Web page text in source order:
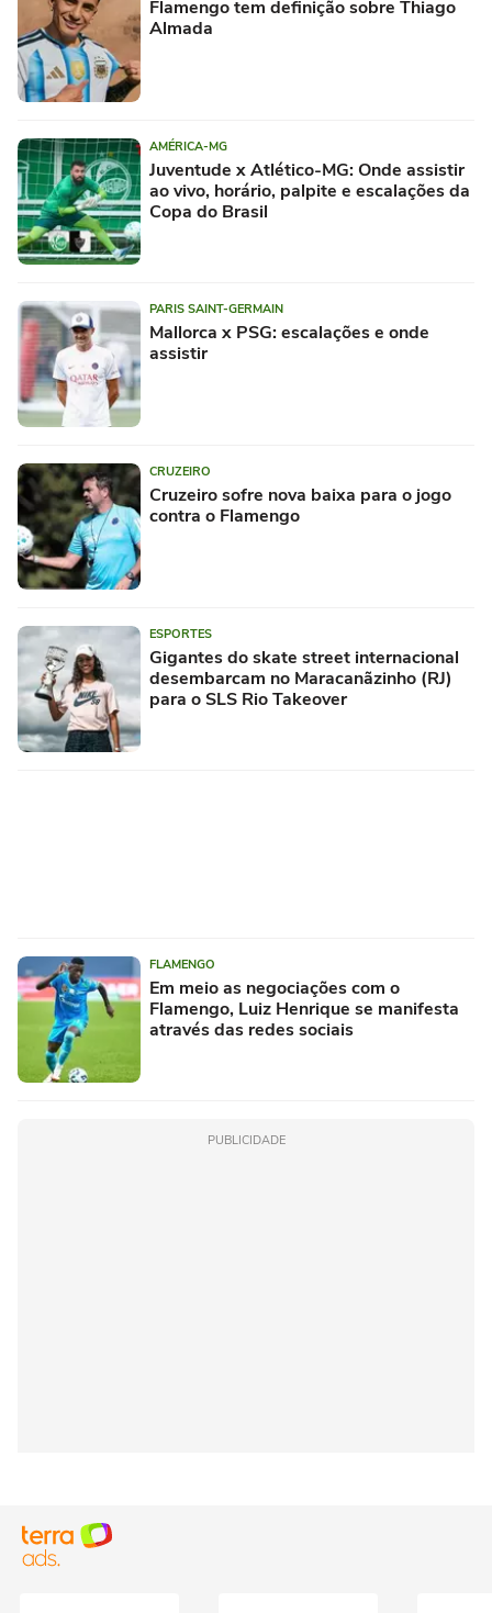
Flamengo tem definição sobre Thiago
Almada
AMÉRICA-MG
Juventude x Atlético-MG: Onde assistir
ao vivo, horário, palpite e escalações da
Copa do Brasil
PARIS SAINT-GERMAIN
Mallorca x PSG: escalações e onde
assistir
CRUZEIRO
Cruzeiro sofre nova baixa para o jogo
contra o Flamengo
ESPORTES
Gigantes do skate street internacional
desembarcam no Maracanãzinho (RJ)
para o SLS Rio Takeover
FLAMENGO
Em meio as negociações com o
Flamengo, Luiz Henrique se manifesta
através das redes sociais
PUBLICIDADE